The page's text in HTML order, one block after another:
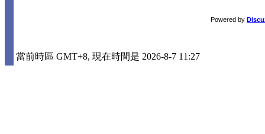
Powered by
當前時區 GMT+8, 現在時間是 2026-8-7 11:27